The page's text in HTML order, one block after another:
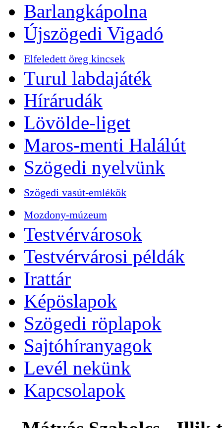
Barlangkápolna
Újszögedi Vigadó
Elfeledett öreg kincsek
Turul labdajáték
Hírárudák
Lövölde-liget
Maros-menti Halálút
Szögedi nyelvünk
Szögedi vasút-emlékök
Mozdony-múzeum
Testvérvárosok
Testvérvárosi példák
Irattár
Képöslapok
Szögedi röplapok
Sajtóhíranyagok
Levél nekünk
Kapcsolapok